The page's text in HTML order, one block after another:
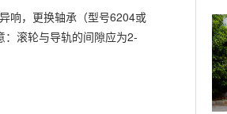
响，更换轴承（型号6204或
滚轮与导轨的间隙应为2-